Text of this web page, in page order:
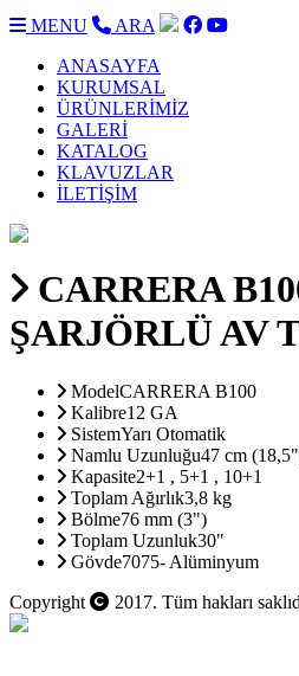
MENU
ARA
ANASAYFA
KURUMSAL
ÜRÜNLERİMİZ
GALERİ
KATALOG
KLAVUZLAR
İLETİŞİM
CARRERA
ŞARJÖRLÜ AV
ModelCARRERA B100
Kalibre12 GA
SistemYarı Otomatik
Namlu Uzunluğu47 cm
Kapasite2+1 , 5+1 , 10+1
Toplam Ağırlık3,8 kg
Bölme76 mm (3")
Toplam Uzunluk30"
Gövde7075- Alüminyum
Copyright
2017. Tüm hakları